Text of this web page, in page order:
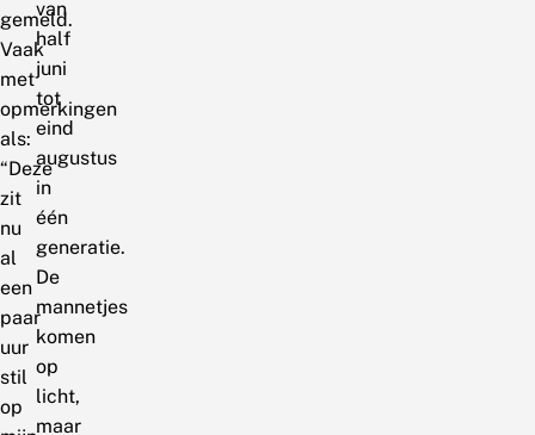
gemeld.
Vaak
met
opmerkingen
als:
“Deze
zit
nu
al
een
paar
uur
stil
op
van
half
juni
tot
eind
augustus
in
één
generatie.
De
mannetjes
komen
op
licht,
maar